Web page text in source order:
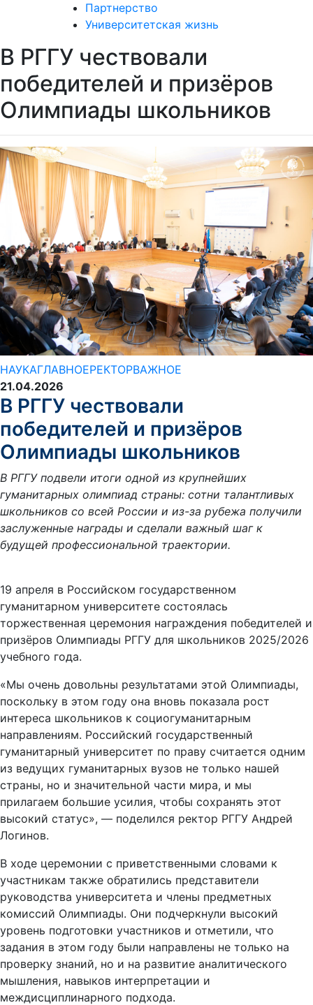
Партнерство
Университетская жизнь
В РГГУ чествовали
победителей и призёров
Олимпиады школьников
НАУКАГЛАВНОЕРЕКТОРВАЖНОЕ
21.04.2026
В РГГУ чествовали
победителей и призёров
Олимпиады школьников
В РГГУ подвели итоги одной из крупнейших
гуманитарных олимпиад страны: сотни талантливых
школьников со всей России и из-за рубежа получили
заслуженные награды и сделали важный шаг к
будущей профессиональной траектории.
19 апреля в Российском государственном
гуманитарном университете состоялась
торжественная церемония награждения победителей и
призёров Олимпиады РГГУ для школьников 2025/2026
учебного года.
«Мы очень довольны результатами этой Олимпиады,
поскольку в этом году она вновь показала рост
интереса школьников к социогуманитарным
направлениям. Российский государственный
гуманитарный университет по праву считается одним
из ведущих гуманитарных вузов не только нашей
страны, но и значительной части мира, и мы
прилагаем большие усилия, чтобы сохранять этот
высокий статус», — поделился ректор РГГУ Андрей
Логинов.
В ходе церемонии с приветственными словами к
участникам также обратились представители
руководства университета и члены предметных
комиссий Олимпиады. Они подчеркнули высокий
уровень подготовки участников и отметили, что
задания в этом году были направлены не только на
проверку знаний, но и на развитие аналитического
мышления, навыков интерпретации и
междисциплинарного подхода.